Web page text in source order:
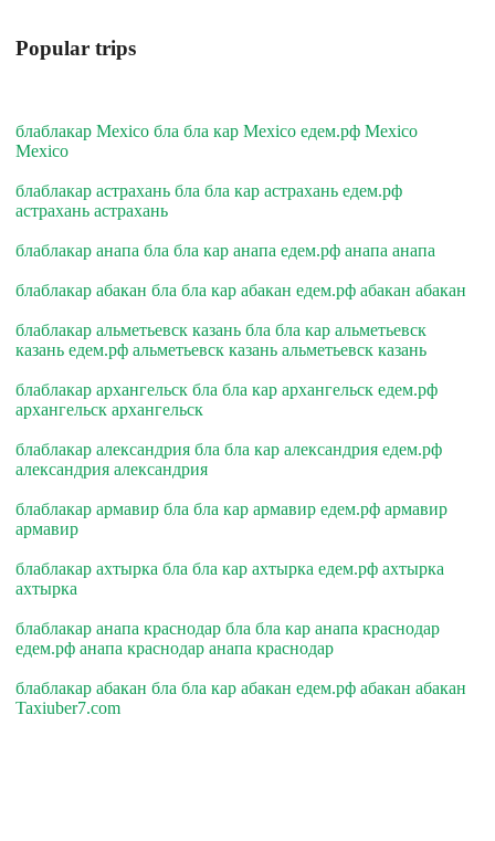
Popular trips
блаблакар Mexico бла бла кар Mexico едем.рф Mexico
Mexico
блаблакар астрахань бла бла кар астрахань едем.рф
астрахань астрахань
блаблакар анапа бла бла кар анапа едем.рф анапа анапа
блаблакар абакан бла бла кар абакан едем.рф абакан абакан
блаблакар альметьевск казань бла бла кар альметьевск
казань едем.рф альметьевск казань альметьевск казань
блаблакар архангельск бла бла кар архангельск едем.рф
архангельск архангельск
блаблакар александрия бла бла кар александрия едем.рф
александрия александрия
блаблакар армавир бла бла кар армавир едем.рф армавир
армавир
блаблакар ахтырка бла бла кар ахтырка едем.рф ахтырка
ахтырка
блаблакар анапа краснодар бла бла кар анапа краснодар
едем.рф анапа краснодар анапа краснодар
блаблакар абакан бла бла кар абакан едем.рф абакан абакан
Taxiuber7.com